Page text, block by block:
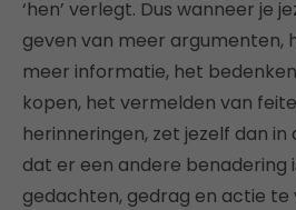
‘hen’ verlegt. Dus wanneer je
geven van meer argumenten,
meer informatie, het
kopen, het vermelden van
herinneringen, zet jezelf dan
dat er een andere benadering
gedachten, gedrag en actie